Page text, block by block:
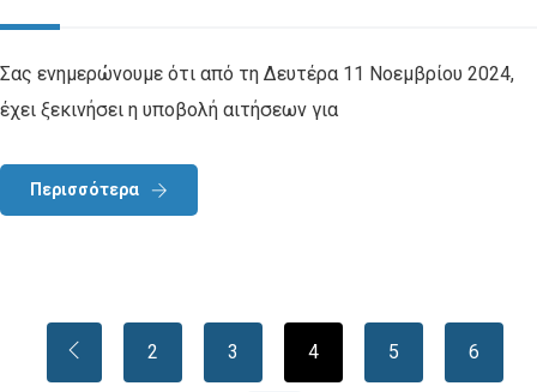
Σας ενημερώνουμε ότι από τη Δευτέρα 11 Νοεμβρίου 2024,
έχει ξεκινήσει η υποβολή αιτήσεων για
Περισσότερα
2 3 4 5 6